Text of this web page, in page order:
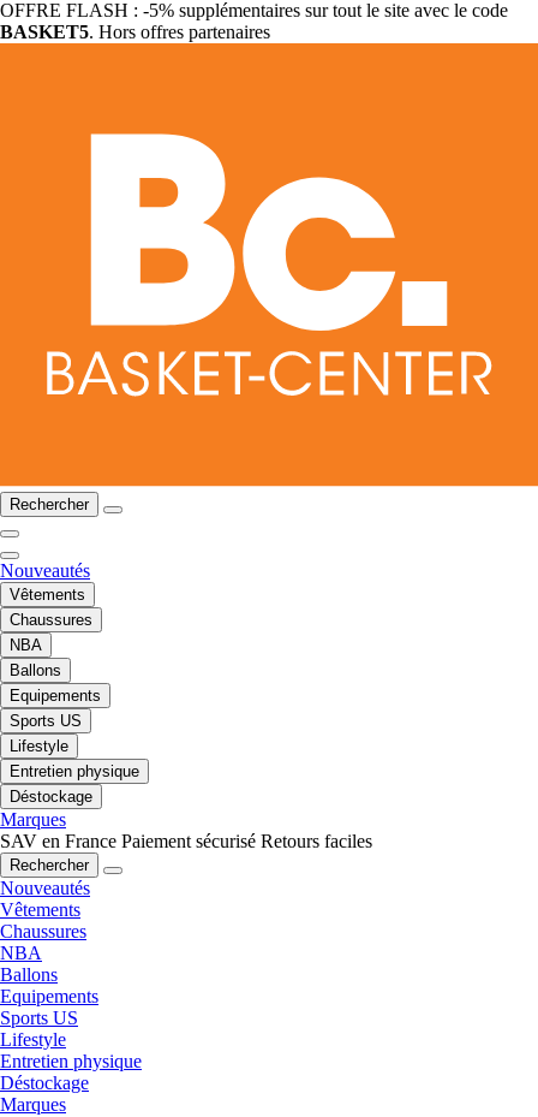
OFFRE FLASH : -5% supplémentaires sur tout le site avec le code
BASKET5. Hors offres partenaires
Rechercher
Nouveautés
Vêtements
Chaussures
NBA
Ballons
Equipements
Sports US
Lifestyle
Entretien physique
Déstockage
Marques
SAV en France Paiement sécurisé Retours faciles
Rechercher
Nouveautés
Vêtements
Chaussures
NBA
Ballons
Equipements
Sports US
Lifestyle
Entretien physique
Déstockage
Marques